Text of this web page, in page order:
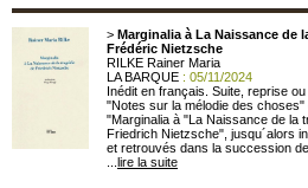
> Marginalia à La Naissance de
Frédéric Nietzsche
RILKE Rainer Maria
LA BARQUE : 05/11/2024
Inédit en français. Suite, reprise
"Notes sur la mélodie des choses"
"Marginalia à "La Naissance de la
Friedrich Nietzsche", jusqu´alors
et retrouvés dans la succession
lire la suite